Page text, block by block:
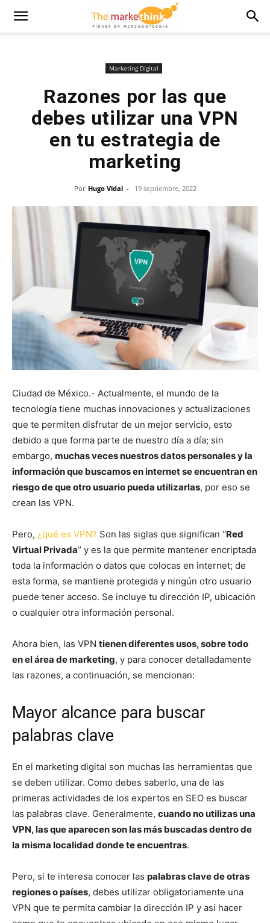
Marketing Digital
Razones por las que
debes utilizar una VPN
en tu estrategia de
marketing
Por Hugo Vidal - 19 septiembre, 2022
Ciudad de México.- Actualmente, el mundo de la
tecnología tiene muchas innovaciones y actualizaciones
que te permiten disfrutar de un mejor servicio, esto
debido a que forma parte de nuestro día a día; sin
embargo, muchas veces nuestros datos personales y la
información que buscamos en internet se encuentran en
riesgo de que otro usuario pueda utilizarlas, por eso se
crean las VPN.
Pero, ¿qué es VPN? Son las siglas que significan ‘‘Red
Virtual Privada’’ y es la que permite mantener encriptada
toda la información o datos que colocas en internet; de
esta forma, se mantiene protegida y ningún otro usuario
puede tener acceso. Se incluye tu dirección IP, ubicación
o cualquier otra información personal.
Ahora bien, las VPN tienen diferentes usos, sobre todo
en el área de marketing, y para conocer detalladamente
las razones, a continuación, se mencionan:
Mayor alcance para buscar
palabras clave
En el marketing digital son muchas las herramientas que
se deben utilizar. Como debes saberlo, una de las
primeras actividades de los expertos en SEO es buscar
las palabras clave. Generalmente, cuando no utilizas una
VPN, las que aparecen son las más buscadas dentro de
la misma localidad donde te encuentras.
Pero, si te interesa conocer las palabras clave de otras
regiones o países, debes utilizar obligatoriamente una
VPN que te permita cambiar la dirección IP y así hacer